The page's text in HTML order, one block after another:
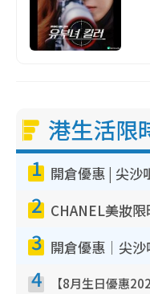
港生活限
1
2
3
4